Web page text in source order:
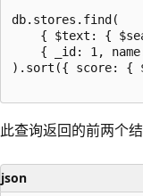
db.stores.find(
{ $text: {
{ _id: 1,
).sort({ score: {
此查询返回的前两个结
json